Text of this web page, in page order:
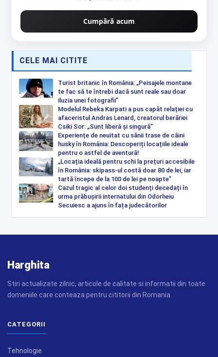
Cumpără acum
CELE MAI CITITE
Turist britanic în România: „Peisajele montane
te fac să te întrebi dacă sunt reale sau doar
iluzia unei fotografii”
Modelul Rebeka Karpati a pus capăt relației cu
afaceristul Andras Lenard, creatorul berăriei
Csiki Sor: „Sunt liberă și singură”
Experiențe de neuitat cu sănii trase de câini
husky în România: Descoperiți locațiile ideale
pentru o astfel de aventură!
„Locația ideală pentru schi la prețuri accesibile
în România: skipass-ul costă doar 80 de lei, iar
tartă începe de la 100 de lei pe noapte”
Cazul tragic al celor doi studenți decedați în
urma prăbușirii internatului din Odorheiu
Secuiesc a ajuns în fața judecătorilor
Harghita
Stiri actualizate zilnic, articole de calitate si informatii din toate
domeniile care conteaza pentru cititorii din Romania.
CATEGORII
Tehnologie